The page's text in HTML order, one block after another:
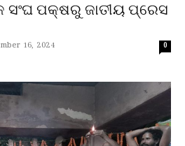
ପକ୍ଷରୁ ଜାତୀୟ ପ୍ରେସ
16, 2024 0